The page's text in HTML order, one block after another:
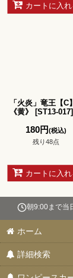
カートに入れ
「火炎」竜王【C】
《黄》
[ST13-017]
180円(税込)
残り48点
カートに入れ
朝9:00まで当
ホーム
詳細検索